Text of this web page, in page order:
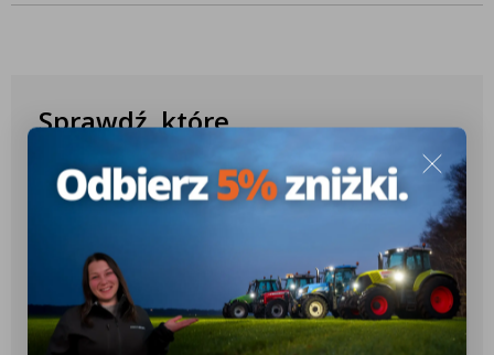
Steyr MT
/ MT
To idealne rozwiązanie dla rolników i operatorów maszyn, którzy
cenią sobie doskonałą widoczność i bezpieczeństwo podczas
pracy w trudnych warunkach. Pakiet został zaprojektowany
specjalnie dla modeli Steyr CVT i MT, zapewniając precyzyjne
dopasowanie oraz maksymalną wydajność oświetlenia.
Montaż lamp roboczych LED jest bardzo prosty i szybki, dzięki
oryginalnym wtyczkom. Pakiet lamp LED obejmuje lampy
Sprawdź, które
produkty pasują do
Twojego ciągnika
✔️ Ponad 2.600 różnych modeli
ciągników